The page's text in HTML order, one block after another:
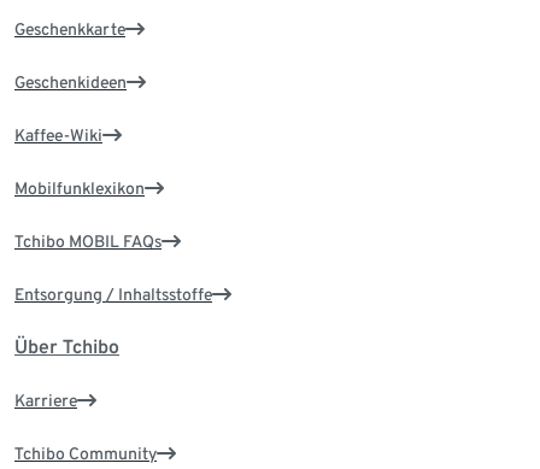
Geschenkkarte
Geschenkideen
Kaffee-Wiki
Mobilfunklexikon
Tchibo MOBIL FAQs
Entsorgung / Inhaltsstoffe
Über Tchibo
Karriere
Tchibo Community